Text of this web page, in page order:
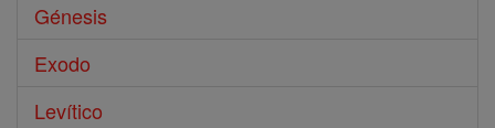
Génesis
Exodo
Levítico